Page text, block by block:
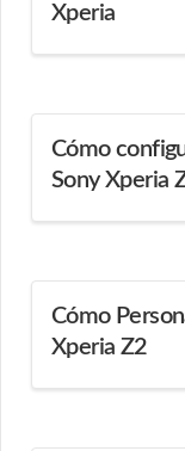
Xperia
Cómo
Sony Xperia
Cómo
Xperia Z2